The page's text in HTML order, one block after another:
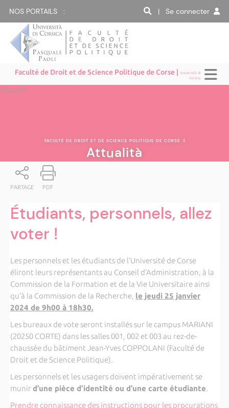
NOS PORTAILS : | Se connecter
Faculté de Droit et de Science Politique de Corse |Università di
Corsica
Attualità
FACULTÉ DE DROIT ET DE SCIENCE POLITIQUE DE CORSE |
Attualità
PARTAGE PDF
Étudiants, personnels, allez
voter !
Les personnels et les étudiants de l’Université de Corse
éliront leurs représentants au Conseil d’Administration, à la
Commission de la Formation et de la Vie Universitaire ainsi
qu’à la Commission de la Recherche, le jeudi 25 janvier
2024 de 9h00 à 18h30.
Les bureaux de vote seront installés sur le campus MARIANI
(20250 CORTE) dans les salles 001, 002 et 003 au rez-de-
chaussée du bâtiment Jean-Yves COPPOLANI (Faculté de
Droit et de Science Politique).
Les personnels et les usagers doivent impérativement se
munird’une pièce d’identité ou d’une carte étudiante.
Prendre connaissance des instructions pour les procurations